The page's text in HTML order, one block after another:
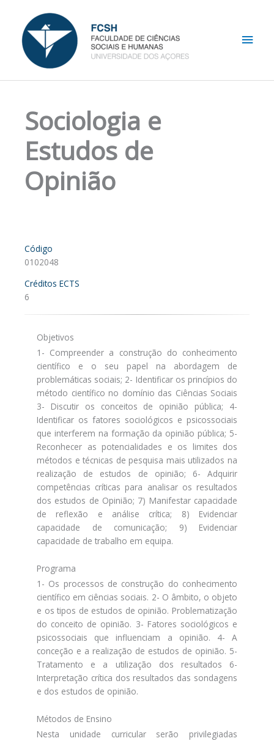
content
Sociologia e
Estudos de
Opinião
Código
0102048
Créditos ECTS
6
Objetivos
1- Compreender a construção do conhecimento
científico e o seu papel na abordagem de
problemáticas sociais; 2- Identificar os princípios do
método científico no domínio das Ciências Sociais
3- Discutir os conceitos de opinião pública; 4-
Identificar os fatores sociológicos e psicossociais
que interferem na formação da opinião pública; 5-
Reconhecer as potencialidades e os limites dos
métodos e técnicas de pesquisa mais utilizados na
realização de estudos de opinião; 6- Adquirir
competências críticas para analisar os resultados
dos estudos de Opinião; 7) Manifestar capacidade
de reflexão e análise crítica; 8) Evidenciar
capacidade de comunicação; 9) Evidenciar
capacidade de trabalho em equipa.
Programa
1- Os processos de construção do conhecimento
científico em ciências sociais. 2- O âmbito, o objeto
e os tipos de estudos de opinião. Problematização
do conceito de opinião. 3- Fatores sociológicos e
psicossociais que influenciam a opinião. 4- A
conceção e a realização de estudos de opinião. 5-
Tratamento e a utilização dos resultados 6-
Interpretação crítica dos resultados das sondagens
e dos estudos de opinião.
Métodos de Ensino
Nesta unidade curricular serão privilegiadas